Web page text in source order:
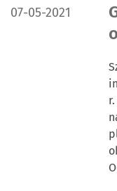
07-05-2021